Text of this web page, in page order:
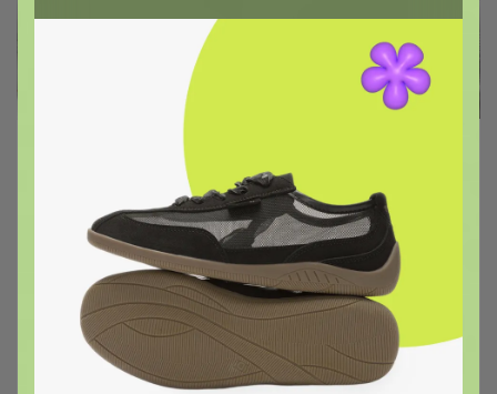
Комбинезон софтшелл Авес по
сказочной цене
"Слов нет, просто замечательный комбинезон.
Качество выше всяких похвал. Ребенок в
восторге. Фото к лоту имеют полное
соответствие с реальностью. Цена - сказка, за
такую качественную вещь."
РомашкаХ